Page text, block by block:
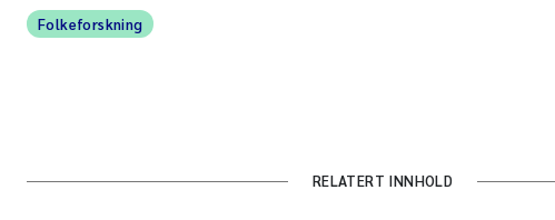
Folkeforskning
RELATERT INNHOLD